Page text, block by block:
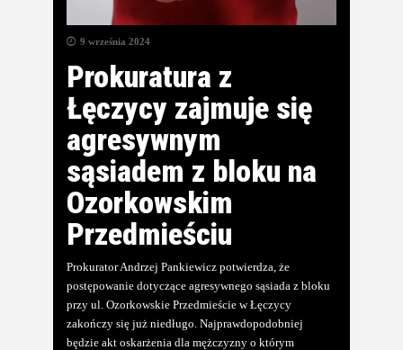
9 września 2024
Prokuratura z
Łęczycy zajmuje się
agresywnym
sąsiadem z bloku na
Ozorkowskim
Przedmieściu
Prokurator Andrzej Pankiewicz potwierdza, że
postępowanie dotyczące agresywnego sąsiada z bloku
przy ul. Ozorkowskie Przedmieście w Łęczycy
zakończy się już niedługo. Najprawdopodobniej
będzie akt oskarżenia dla mężczyzny o którym